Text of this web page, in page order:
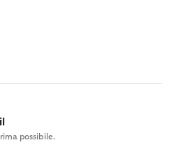
possibile.